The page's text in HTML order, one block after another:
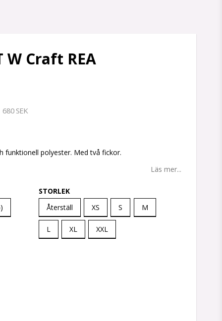
W Craft REA
680 SEK
funktionell polyester. Med två fickor.
Läs mer...
STORLEK
Återställ
XS S M
L XL XXL